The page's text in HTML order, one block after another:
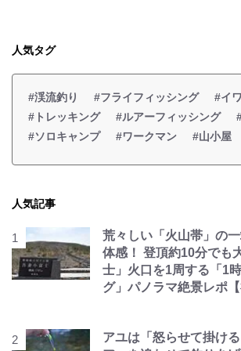
人気タグ
#渓流釣り #フライフィッシング
#イ
#トレッキング
#ルアーフィッシング
#ソロキャンプ
#ワークマン #山小屋
人気記事
荒々しい「火山帯」の
体感！ 登頂約10分でも
士」火口を1周する「1
グ」パノラマ絶景レポ【
アユは「怒らせて掛け